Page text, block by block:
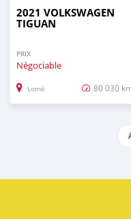
2021 VOLKSWAGEN
TIGUAN
PRIX
Négociable
Lomé 80 030